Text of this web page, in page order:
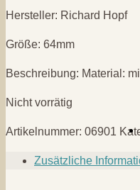
Hersteller: Richard Hopf
Größe: 64mm
Beschreibung: Material:
Nicht vorrätig
Artikelnummer: 06901
Zusätzliche